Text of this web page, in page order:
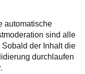
automatische
sind alle
Sobald der Inhalt die
durchlaufen